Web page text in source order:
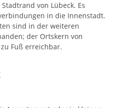
von Lübeck. Es
in die Innenstadt.
sind in der weiteren
der Ortskern von
Fuß erreichbar.